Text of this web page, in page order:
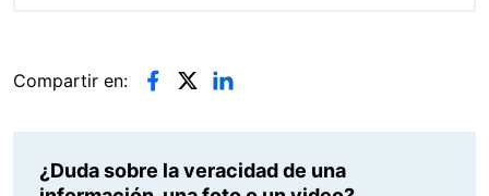
Compartir en:
¿Duda sobre la veracidad de una